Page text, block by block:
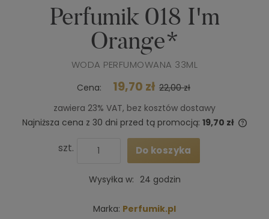
Perfumik 018 I'm
Orange*
WODA PERFUMOWANA 33ML
Cena: 19,70 zł 22,00 zł
zawiera 23% VAT, bez kosztów dostawy
Najniższa cena z 30 dni przed tą promocją: 19,70 zł
szt. Do koszyka
Wysyłka w: 24 godzin
Marka: Perfumik.pl